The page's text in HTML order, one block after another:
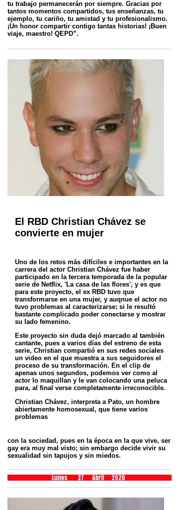
tu trabajo permanecerán por siempre. Gracias por
tantos momentos compartidos, tus enseñanzas, tu
ejemplo, tu cariño, tu amistad y tu profesionalismo.
¡Un honor compartir contigo tantas historias! ¡Buen
viaje, maestro! QEPD”.
El RBD Christian Chávez se
convierte en mujer
Uno de los retos más difíciles e importantes en la
carrera del actor Christian Chávez fue haber
participado en la tercera temporada de la popular
serie de Netflix, 'La casa de las flores', y es que
para este proyecto, el ex RBD tuvo que
transformarse en una mujer, y auqnue el actor no
tuvo problemas al caracterizarse; si le resultó
bastante complicado poder conectarse y mostrar
su lado femenino.
Este proyecto sin duda dejó marcado al también
cantante, pues a varios días del estreno de esta
serie, Christian compartió en sus redes sociales
un video en el que muestra a sus seguidores el
proceso de su transformación. En el clip de
apenas unos segundos, podemos ver como al
actor lo maquillan y le van colocando una peluca
para, al final verse completamente irreconocible.
Christian Chávez, interpreta a Pato, un hombre
abiertamente homosexual, que tiene varios
problemas
con la sociedad, pues en la época en la que vive, ser
gay era muy mal visto; sin embargo decide vivir su
sexualidad sin tapujos y sin miedos.